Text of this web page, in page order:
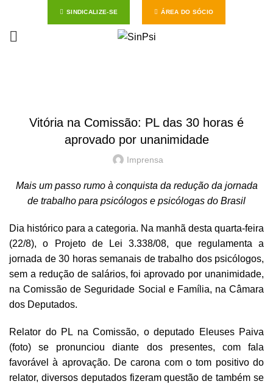
SINDICALIZE-SE ÁREA DO SÓCIO
Vitória na Comissão: PL das 30 horas é
aprovado por unanimidade
Imprensa
Mais um passo rumo à conquista da redução da jornada
de trabalho para psicólogos e psicólogas do Brasil
Dia histórico para a categoria. Na manhã desta quarta-feira
(22/8), o Projeto de Lei 3.338/08, que regulamenta a
jornada de 30 horas semanais de trabalho dos psicólogos,
sem a redução de salários, foi aprovado por unanimidade,
na Comissão de Seguridade Social e Família, na Câmara
dos Deputados.
Relator do PL na Comissão, o deputado Eleuses Paiva
(foto) se pronunciou diante dos presentes, com fala
favorável à aprovação. De carona com o tom positivo do
relator, diversos deputados fizeram questão de também se